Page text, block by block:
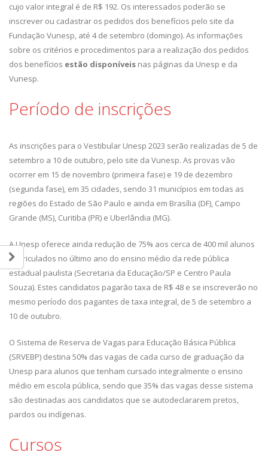
cujo valor integral é de R$ 192. Os interessados poderão se
inscrever ou cadastrar os pedidos dos benefícios pelo site da
Fundação Vunesp, até 4 de setembro (domingo). As informações
sobre os critérios e procedimentos para a realização dos pedidos
dos benefícios estão disponíveis nas páginas da Unesp e da
Vunesp.
Período de inscrições
As inscrições para o Vestibular Unesp 2023 serão realizadas de 5 de
setembro a 10 de outubro, pelo site da Vunesp. As provas vão
ocorrer em 15 de novembro (primeira fase) e 19 de dezembro
(segunda fase), em 35 cidades, sendo 31 municípios em todas as
regiões do Estado de São Paulo e ainda em Brasília (DF), Campo
Grande (MS), Curitiba (PR) e Uberlândia (MG).
A Unesp oferece ainda redução de 75% aos cerca de 400 mil alunos
matriculados no último ano do ensino médio da rede pública
estadual paulista (Secretaria da Educação/SP e Centro Paula
Souza). Estes candidatos pagarão taxa de R$ 48 e se inscreverão no
mesmo período dos pagantes de taxa integral, de 5 de setembro a
10 de outubro.
O Sistema de Reserva de Vagas para Educação Básica Pública
(SRVEBP) destina 50% das vagas de cada curso de graduação da
Unesp para alunos que tenham cursado integralmente o ensino
médio em escola pública, sendo que 35% das vagas desse sistema
são destinadas aos candidatos que se autodeclararem pretos,
pardos ou indígenas.
Cursos